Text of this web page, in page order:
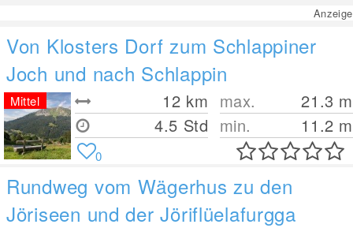
Anzeige
Von Klosters Dorf zum Schlappiner
Joch und nach Schlappin
12 km
4.5 Std
max. 21.3 m
min.
11.2 m
Mittel
0
Rundweg vom Wägerhus zu den
Jöriseen und der Jöriflüelafurgga